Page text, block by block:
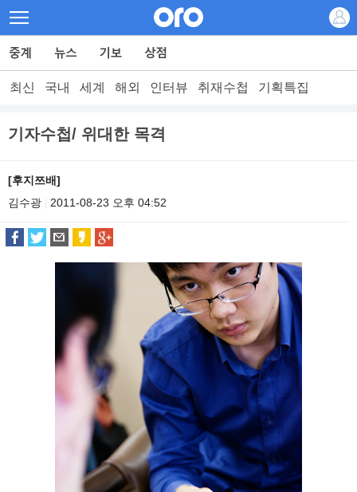
최신 국내 세계 해외 인터뷰 취재수첩 기획특집
기자수첩/ 위대한 목격
[후지쯔배]
김수광
2011-08-23 오후 04:52